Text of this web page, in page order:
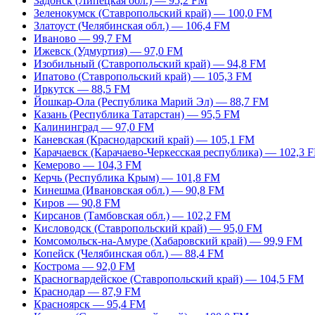
Зеленокумск (Ставропольский край) — 100,0 FM
Златоуст (Челябинская обл.) — 106,4 FM
Иваново — 99,7 FM
Ижевск (Удмуртия) — 97,0 FM
Изобильный (Ставропольский край) — 94,8 FM
Ипатово (Ставропольский край) — 105,3 FM
Иркутск — 88,5 FM
Йошкар-Ола (Республика Марий Эл) — 88,7 FM
Казань (Республика Татарстан) — 95,5 FM
Калининград — 97,0 FM
Каневская (Краснодарский край) — 105,1 FM
Карачаевск (Карачаево-Черкесская республика) — 102,3
Кемерово — 104,3 FM
Керчь (Республика Крым) — 101,8 FM
Кинешма (Ивановская обл.) — 90,8 FM
Киров — 90,8 FM
Кирсанов (Тамбовская обл.) — 102,2 FM
Кисловодск (Ставропольский край) — 95,0 FM
Комсомольск-на-Амуре (Хабаровский край) — 99,9 FM
Копейск (Челябинская обл.) — 88,4 FM
Кострома — 92,0 FM
Красногвардейское (Ставропольский край) — 104,5 FM
Краснодар — 87,9 FM
Красноярск — 95,4 FM